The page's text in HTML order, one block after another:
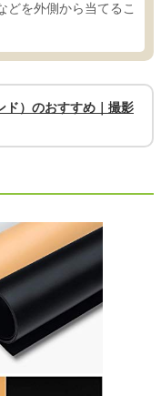
どを外側から当てるこ
ド）のおすすめ｜撮影